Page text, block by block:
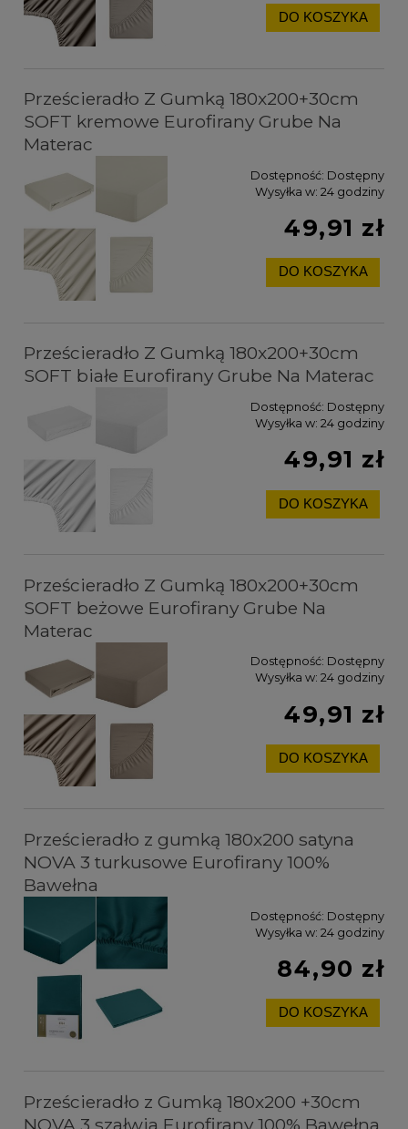
DO KOSZYKA
Prześcieradło Z Gumką 180x200+30cm
SOFT kremowe Eurofirany Grube Na
Materac
Dostępność: Dostępny
Wysyłka w: 24 godziny
49,91 zł
DO KOSZYKA
Prześcieradło Z Gumką 180x200+30cm
SOFT białe Eurofirany Grube Na Materac
Dostępność: Dostępny
Wysyłka w: 24 godziny
49,91 zł
DO KOSZYKA
Prześcieradło Z Gumką 180x200+30cm
SOFT beżowe Eurofirany Grube Na
Materac
Dostępność: Dostępny
Wysyłka w: 24 godziny
49,91 zł
DO KOSZYKA
Prześcieradło z gumką 180x200 satyna
NOVA 3 turkusowe Eurofirany 100%
Bawełna
Dostępność: Dostępny
Wysyłka w: 24 godziny
84,90 zł
DO KOSZYKA
Prześcieradło z Gumką 180x200 +30cm
NOVA 3 szałwia Eurofirany 100% Bawełna